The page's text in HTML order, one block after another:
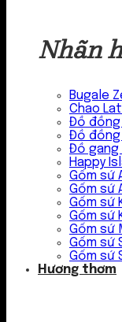
Nhãn
Bugale
Chao
Đồ đồng
Đồ đồng
Đồ gang
Happy
Gốm sứ
Gốm sứ
Gốm sứ
Gốm sứ
Gốm sứ
Gốm sứ
Gốm sứ
Hương thơm